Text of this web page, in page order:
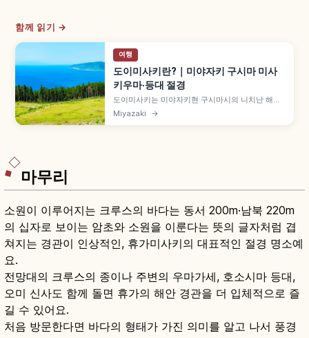
함께 읽기 →
여행
도이미사키란?｜미야자키 구시마 미사
키우마·등대 절경
도이미사키는 미야자키현 구시마시의 니치난 해안
국정공원에 위치한 곶으로, 약 550ha에 야생마 '미
사키우마' 약 90~110두가 서식합니다. 국가 천연기
Miyazaki →
마무리
소원이 이루어지는 크루스의 바다는 동서 200m·남북 220m
의 십자로 보이는 암초와 소원을 이룬다는 뜻의 글자처럼 겹
쳐지는 경관이 인상적인, 휴가미사키의 대표적인 절경 명소예
요.
전망대의 크루스의 종이나 주변의 우마가세, 호소시마 등대,
오미 신사도 함께 돌면 휴가의 해안 경관을 더 입체적으로 즐
길 수 있어요.
처음 방문한다면 바다의 형태가 가진 의미를 알고 나서 풍경